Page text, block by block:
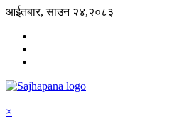
आईतबार, साउन २४,२०८३
×